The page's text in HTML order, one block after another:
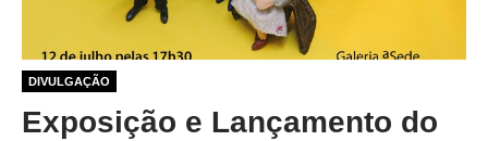
DIVULGAÇÃO
1 ano 1 mês atrás
Exposição e Lançamento do